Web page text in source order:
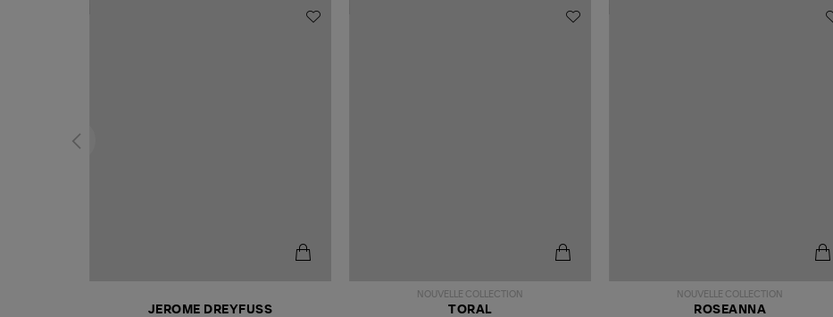
JEROME DREYFUSS
NOUVELLE COLLECTION
TORAL
NOUVELLE COLLECTION
ROSEANNA